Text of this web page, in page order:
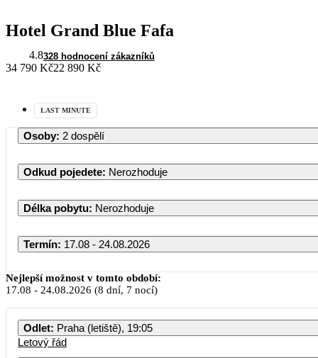
Hotel Grand Blue Fafa
4.8328 hodnocení zákazníků
34 790 Kč22 890 Kč
LAST MINUTE
Osoby: 2 dospělí
Odkud pojedete: Nerozhoduje
Délka pobytu: Nerozhoduje
Termín: 17.08 - 24.08.2026
PO
Nejlepší možnost v tomto období:
17.08 - 24.08.2026 (8 dní, 7 nocí)
Odlet: Praha (letiště), 19:05
Letový řád